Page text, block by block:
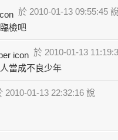
於 2010-01-13 09:55:45
檢吧
於 2010-01-13
當成不良少年
2010-01-13 22:32:16 說